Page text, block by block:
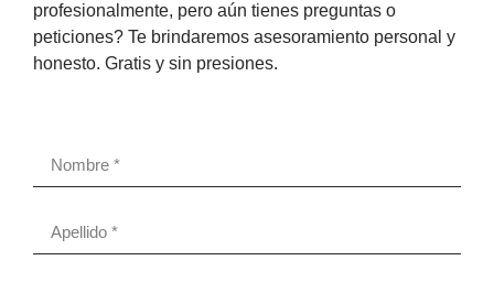
profesionalmente, pero aún tienes preguntas o
peticiones? Te brindaremos asesoramiento personal y
honesto. Gratis y sin presiones.